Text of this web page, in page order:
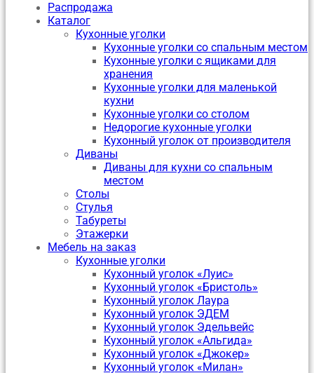
Распродажа
Каталог
Кухонные уголки
Кухонные уголки со спальным местом
Кухонные уголки с ящиками для
хранения
Кухонные уголки для маленькой
кухни
Кухонные уголки со столом
Недорогие кухонные уголки
Кухонный уголок от производителя
Диваны
Диваны для кухни со спальным
местом
Столы
Стулья
Табуреты
Этажерки
Мебель на заказ
Кухонные уголки
Кухонный уголок «Луис»
Кухонный уголок «Бристоль»
Кухонный уголок Лаура
Кухонный уголок ЭДЕМ
Кухонный уголок Эдельвейс
Кухонный уголок «Альгида»
Кухонный уголок «Джокер»
Кухонный уголок «Милан»